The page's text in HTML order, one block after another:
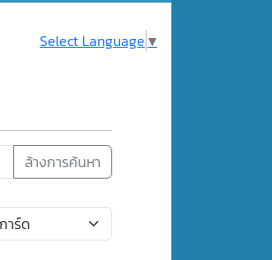
Select Language ▼
ล้างการค้นหา